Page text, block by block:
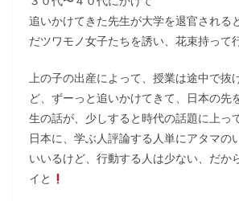
追いかけてきた先生が大学を退官される
だツワモノ女子たちを誘い、花束持って
上の子の出産によって、授業は途中で抜
ど、ずーっと追いかけてきて、日本の先
生の話が、少しすると時代の話題に上っ
日本に、学ぶ人評論する人単にアタマの
いいるけど、行動する人は少ない、だか
イと